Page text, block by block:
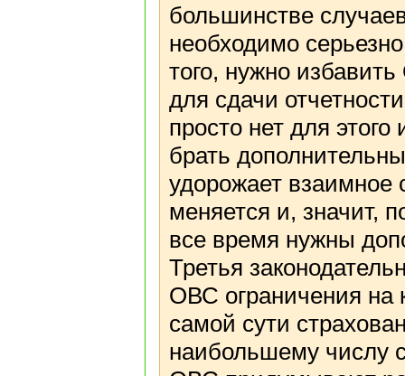
большинстве
необходимо
того, нужно
для сдачи
просто нет для
брать
удорожает взаимное
меняется и, значит,
все время нужны
Третья
ОВС ограничения на
самой сути
наибольшему числу